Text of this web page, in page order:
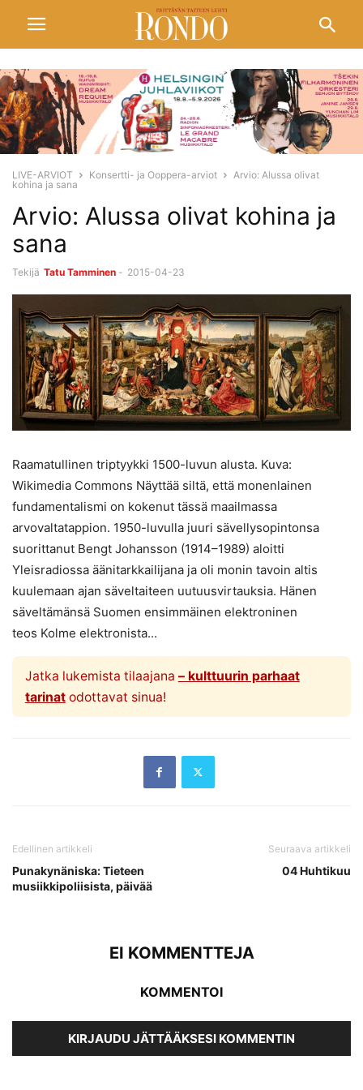
LIVE-ARVIOT Konsertti- ja Ooppera-arviot
Arvio: Alussa olivat
kohina ja sana
Arvio: Alussa olivat kohina ja
sana
Tekijä Tatu Tamminen - 2015-04-23
Raamatullinen triptyykki 1500-luvun alusta. Kuva:
Wikimedia Commons Näyttää siltä, että monenlainen
fundamentalismi on kokenut tässä maailmassa
arvovaltatappion. 1950-luvulla juuri sävellysopintonsa
suorittanut Bengt Johansson (1914–1989) aloitti
Yleisradiossa äänitarkkailijana ja oli monin tavoin altis
kuulemaan ajan säveltaiteen uutuusvirtauksia. Hänen
säveltämänsä Suomen ensimmäinen elektroninen
teos Kolme elektronista...
Jatka lukemista tilaajana – kulttuurin parhaat
tarinatodottavat sinua!
Edellinen artikkeli
Punakynäniska: Tieteen
musiikkipoliisista, päivää
Seuraava artikkeli
04 Huhtikuu
EI KOMMENTTEJA
KOMMENTOI
KIRJAUDU JÄTTÄÄKSESI KOMMENTIN